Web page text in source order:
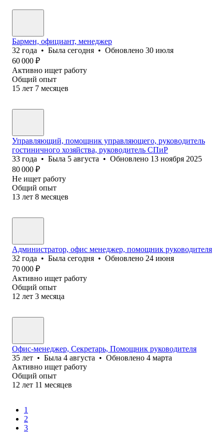
Бармен, официант, менеджер
32 года • Была сегодня • Обновлено 30 июля
60 000 ₽
Активно ищет работу
Общий опыт
15 лет 7 месяцев
Управляющий, помощник управляющего, руководитель
гостиничного хозяйства, руководитель СПиР
33 года • Была 5 августа • Обновлено 13 ноября 2025
80 000 ₽
Не ищет работу
Общий опыт
13 лет 8 месяцев
Администратор, офис менеджер, помощник руководителя
32 года • Была сегодня • Обновлено 24 июня
70 000 ₽
Активно ищет работу
Общий опыт
12 лет 3 месяца
Офис-менеджер, Секретарь, Помощник руководителя
35 лет • Была 4 августа • Обновлено 4 марта
Активно ищет работу
Общий опыт
12 лет 11 месяцев
1
2
3